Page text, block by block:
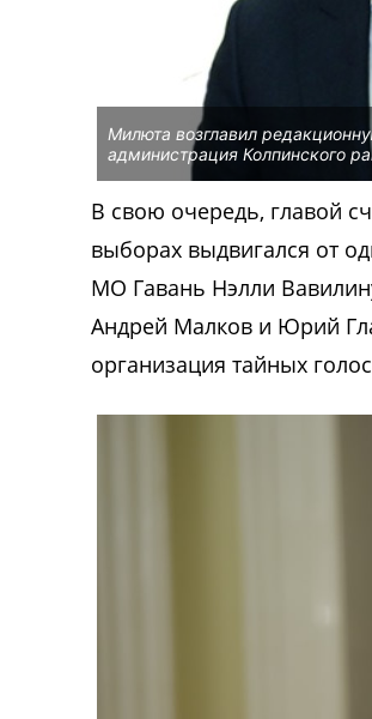
Милюта возглавил
администрация Колпинского
В свою очередь, главой
выборах выдвигался от
МО Гавань Нэлли
Андрей Малков и Юрий
организация тайных